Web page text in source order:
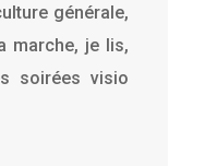
générale,
marche, je lis,
soirées visio